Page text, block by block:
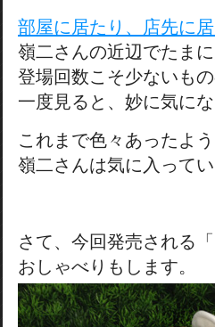
部屋に居たり、店先に居
嶺二さんの近辺でたま
登場回数こそ少ないもの
一度見ると、妙に気に
これまで色々あったよう
嶺二さんは気に入ってい
さて、今回発売される
おしゃべりもします。